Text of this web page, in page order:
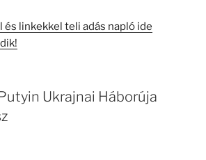
linkekkel teli adás napló ide
Ukrajnai Háborúja